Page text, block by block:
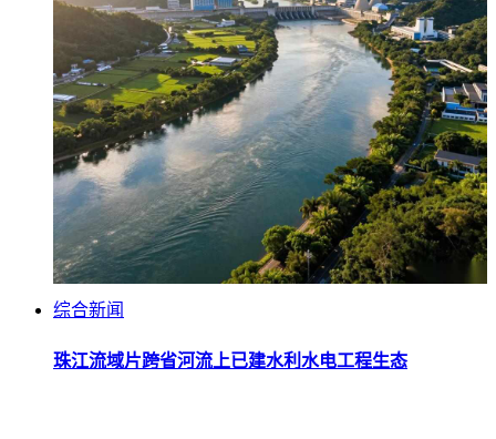
综合新闻
珠江流域片跨省河流上已建水利水电工程生态